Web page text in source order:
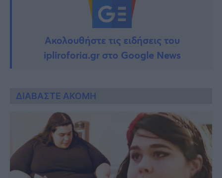
Ακολουθήστε τις ειδήσεις του
ipliroforia.gr στο Google News
ΔΙΑΒΑΣΤΕ ΑΚΟΜΗ